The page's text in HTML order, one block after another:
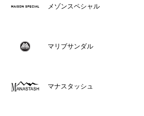
メゾンスペシャル
マリブサンダル
マナスタッシュ